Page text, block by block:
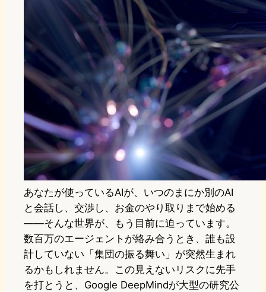
あなたが使っているAIが、いつのまにか別のAI
と会話し、交渉し、お金のやり取りまで始める
——そんな世界が、もう目前に迫っています。
数百万のエージェントが絡み合うとき、誰も設
計していない「集団の振る舞い」が突然生まれ
るかもしれません。この見えないリスクに先手
を打とうと、Google DeepMindが大型の研究公